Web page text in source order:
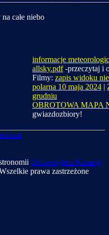
całe niebo
informacje
allsky.pdf-przeczytaj i
Filmy: zapis widoku
polarna 10 maja 2024 |
grudniu
OBROTOWA MAPA
gwiazdozbiory!
Uniwersytetu Komisji
prawa zastrzeżone